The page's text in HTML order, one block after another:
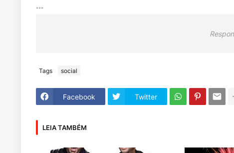
***
Tags social
Facebook Twitter
LEIA TAMBÉM